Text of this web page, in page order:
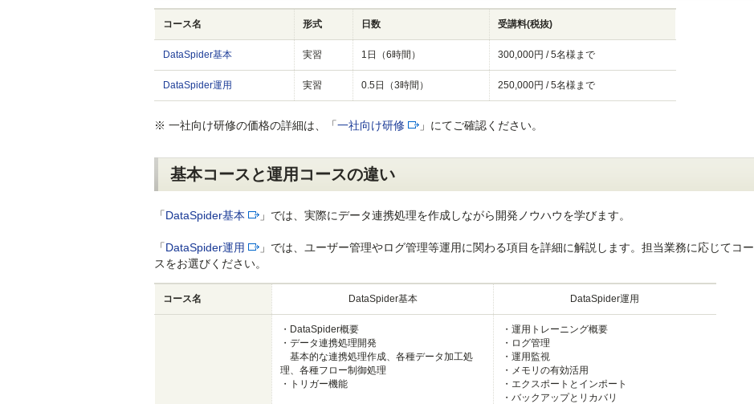
コース名 形式 日数 受講料(税抜)
DataSpider基本 実習 1日（6時間） 300,000円 / 5名様まで
DataSpider運用 実習 0.5日（3時間） 250,000円 / 5名様まで
※ 一社向け研修の価格の詳細は、「一社向け研修 」にてご確認ください。
基本コースと運用コースの違い
「DataSpider基本 」では、実際にデータ連携処理を作成しながら開発ノウハウを学びます。
「DataSpider運用
」では、ユーザー管理やログ管理等運用に関わる項目を詳細に解説します。担当業務に応じてコー
スをお選びください。
コース名 DataSpider基本 DataSpider運用
・DataSpider概要
・データ連携処理開発
基本的な連携処理作成、各種データ加工処
理、各種フロー制御処理
・トリガー機能
・運用トレーニング概要
・ログ管理
・運用監視
・メモリの有効活用
・エクスポートとインポート
・バックアップとリカバリ